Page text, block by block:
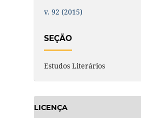
v. 92 (2015)
SEÇÃO
Estudos Literários
LICENÇA